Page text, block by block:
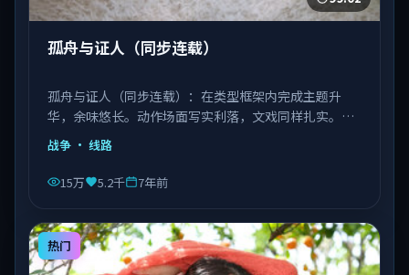
孤舟与证人（同步连载）
孤舟与证人（同步连载）：在类型框架内完成主题升
华，余味悠长。动作场面写实利落，文戏同样扎实。由
丹尼斯·维伦纽瓦执导，文淇、宋康昊、长泽雅美等主
演，越南出品，类型为战争。
战争 · 线路
15万 5.2千 7年前
热门